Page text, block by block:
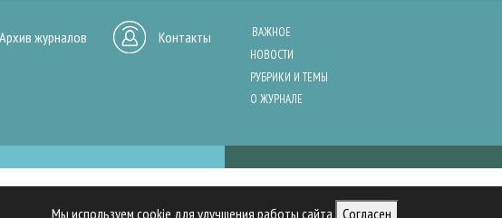
Мы используем cookie для улучшения работы сайта Согласен
Архив журналов Контакты
ВАЖНОЕ
НОВОСТИ
РУБРИКИ И ТЕМЫ
О ЖУРНАЛЕ
нашего сайта, анализа трафика и персонализации контента. Cookies помогают нам